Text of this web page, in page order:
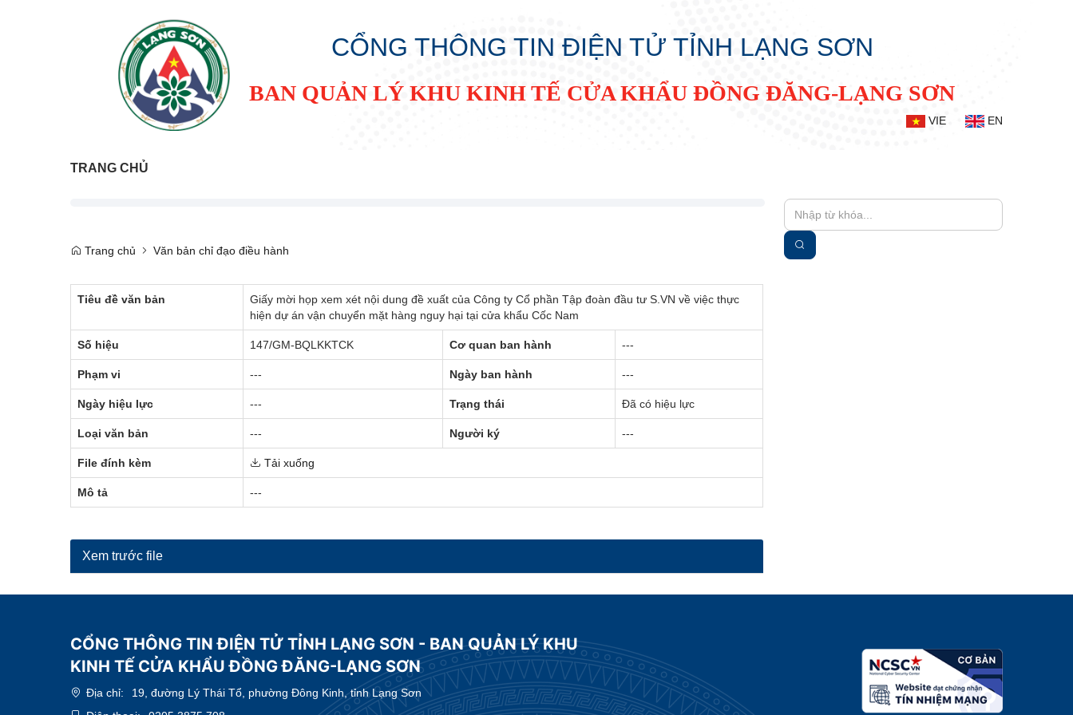
CỔNG THÔNG TIN ĐIỆN TỬ TỈNH LẠNG SƠN
BAN QUẢN LÝ KHU KINH TẾ CỬA KHẨU ĐỒNG ĐĂNG-LẠNG SƠN
VIE EN
TRANG CHỦ
Trang chủ Văn bản chỉ đạo điều hành
Tiêu đề văn bản
Giấy mời họp xem xét nội dung đề xuất của Công ty Cổ phần Tập đoàn đầu tư S.VN về việc thực
hiện dự án vận chuyển mặt hàng nguy hại tại cửa khẩu Cốc Nam
Số hiệu 147/GM-BQLKKTCK Cơ quan ban hành ---
Phạm vi --- Ngày ban hành ---
Ngày hiệu lực --- Trạng thái Đã có hiệu lực
Loại văn bản --- Người ký ---
File đính kèm Tải xuống
Mô tả ---
Xem trước file
CỔNG THÔNG TIN ĐIỆN TỬ TỈNH LẠNG SƠN - BAN QUẢN LÝ KHU
KINH TẾ CỬA KHẨU ĐỒNG ĐĂNG-LẠNG SƠN
Địa chỉ:
19, đường Lý Thái Tổ, phường Đông Kinh, tỉnh Lạng Sơn